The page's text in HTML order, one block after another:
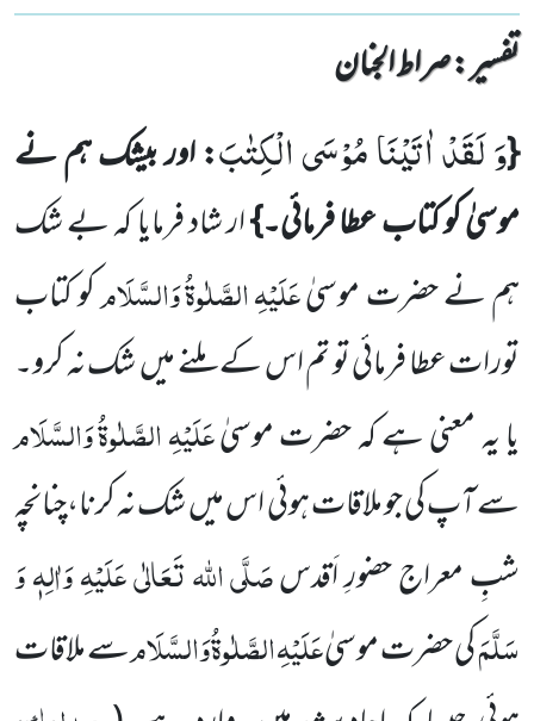
تفسیر : ‎صراط الجنان
{وَ لَقَدْ اٰتَیْنَا مُوْسَى الْكِتٰبَ: اور بیشک ہم نے
موسیٰ کو کتاب عطا فرمائی۔}ار شاد فرمایا کہ بے شک
ہم نے حضرت موسیٰعَلَیْہِالصَّلٰوۃُوَالسَّلَامکو کتاب
تورات عطا فرمائی تو تم اس کے ملنے میں شک نہ کرو۔
یا یہ معنی ہے کہ حضرت موسیٰعَلَیْہِالصَّلٰوۃُوَالسَّلَام
سے آپ کی جو ملاقات ہوئی اس میں شک نہ کرنا،چنانچہ
شبِ معراج حضورِ اَقدسصَلَّی اللہ تَعَالٰی عَلَیْہِ وَاٰلِہٖ وَ
سَلَّمَکی حضرت موسیٰعَلَیْہِالصَّلٰوۃُوَالسَّلَامسے ملاقات